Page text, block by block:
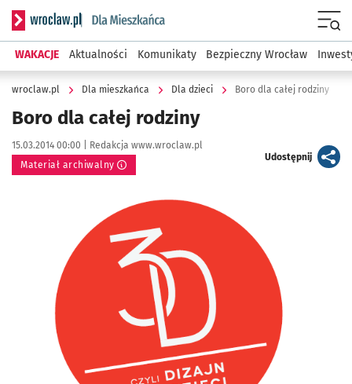
Serwis informacyjny wroclaw.pl podserwis: Dla mieszkańca
WAKACJE Aktualności Komunikaty Bezpieczny Wrocław
wroclaw.pl Dla mieszkańca Dla dzieci Boro dla całej rodziny
Boro dla całej rodziny
Data publikacji:
15.03.2014 00:00 | Autor:
Redakcja www.wroclaw.pl
Materiał archiwalny
Udostępnijartykuł